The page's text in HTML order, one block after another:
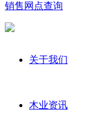
销售网点查询
关于我们
木业资讯